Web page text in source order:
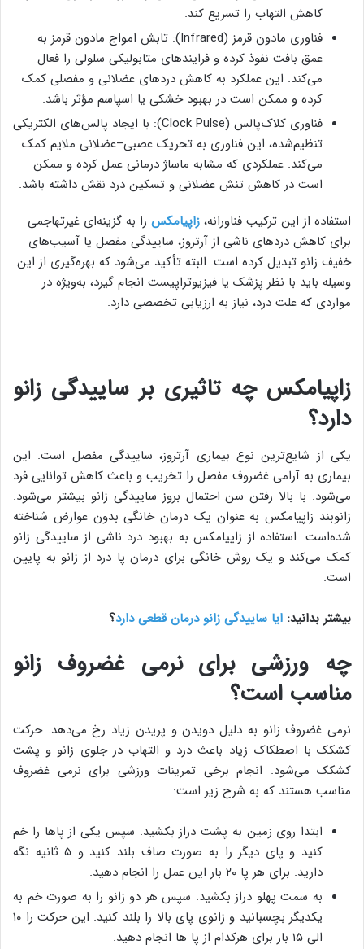
کاهش التهاب را تسریع کند.
فناوری مادون قرمز (Infrared): تابش امواج مادون قرمز به
عمق بافت نفوذ کرده و فرایندهای متابولیکی سلولی را فعال
می‌کند. این عملکرد به کاهش دردهای عضلانی و مفصلی کمک
کرده و ممکن است در بهبود خشکی یا اسپاسم مؤثر باشد.
فناوری کلاک‌پالس (Clock Pulse): با ایجاد پالس‌های الکتریکی
تنظیم‌شده، این فناوری به تحریک عصبی–عضلانی ملایم کمک
می‌کند. عملکردی که مشابه ماساژ درمانی عمل کرده و ممکن
است در کاهش تنش عضلانی و تسکین درد نقش داشته باشد.
استفاده از این ترکیب فناورانه، زاپیامکس را به گزینه‌ای غیرتهاجمی
برای کاهش دردهای ناشی از آرتروز، ساییدگی مفصل یا آسیب‌های
خفیف زانو تبدیل کرده است. البته تأکید می‌شود که بهره‌گیری از این
وسیله باید با نظر پزشک یا فیزیوتراپیست انجام گیرد، به‌ویژه در
مواردی که علت درد، نیاز به ارزیابی تخصصی دارد.
زاپیامکس چه تاثیری بر ساییدگی زانو
دارد؟
یکی از شایع‌ترین نوع بیماری آرتروز، ساییدگی مفصل است. این
بیماری به آرامی غضروف مفصل را تخریب و باعث کاهش توانایی فرد
می‌شود. با بالا رفتن سن احتمال بروز ساییدگی زانو بیشتر می‌شود.
زانوبند زاپیامکس به عنوان یک درمان خانگی بدون عوارض شناخته
شده‌است. استفاده از زاپیامکس به بهبود درد ناشی از ساییدگی زانو
کمک می‌کند و یک روش خانگی برای درمان پا درد از زانو به پایین
است.
بیشتر بدانید: ایا ساییدگی زانو درمان قطعی دارد؟
چه ورزشی برای نرمی غضروف زانو
مناسب است؟
نرمی غضروف زانو به دلیل دویدن و پریدن زیاد رخ می‌دهد. حرکت
کشکک با اصطکاک زیاد باعث درد و التهاب در جلوی زانو و پشت
کشکک می‌شود. انجام برخی تمرینات ورزشی برای نرمی غضروف
مناسب هستند که به شرح زیر است:
ابتدا روی زمین به پشت دراز بکشید. سپس یکی از پا‌ها را خم
کنید و پای دیگر را به صورت صاف بلند کنید و ۵ ثانیه نگه
دارید. برای هر پا ۲۰ بار این عمل را انجام دهید.
به سمت پهلو دراز بکشید. سپس هر دو زانو را به صورت خم به
یکدیگر بچسبانید و زانوی پای بالا را بلند کنید. این حرکت را ۱۰
الی ۱۵ بار برای هرکدام از پا ها انجام دهید.